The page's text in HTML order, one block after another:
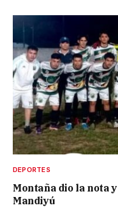
DEPORTES
Montaña dio la nota
Mandiyú